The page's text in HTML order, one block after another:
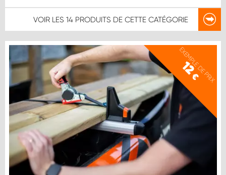
VOIR LES 14 PRODUITS DE CETTE CATÉGORIE
EXEMPLE DE PRIX
12
€